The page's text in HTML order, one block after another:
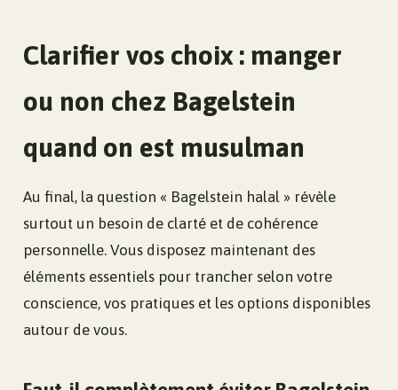
Clarifier vos choix : manger
ou non chez Bagelstein
quand on est musulman
Au final, la question « Bagelstein halal » révèle
surtout un besoin de clarté et de cohérence
personnelle. Vous disposez maintenant des
éléments essentiels pour trancher selon votre
conscience, vos pratiques et les options disponibles
autour de vous.